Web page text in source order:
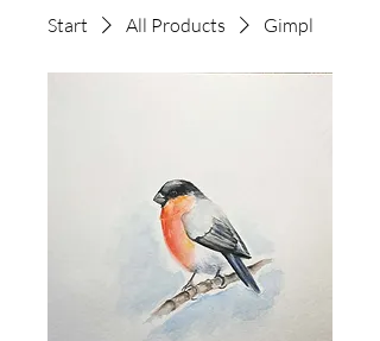
Start All Products Gimpl